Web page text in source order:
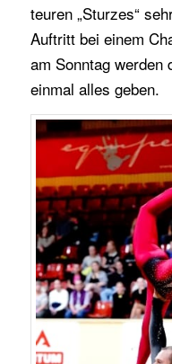
teuren „Sturzes“
Auftritt bei einem
am Sonntag werden
einmal alles geben.